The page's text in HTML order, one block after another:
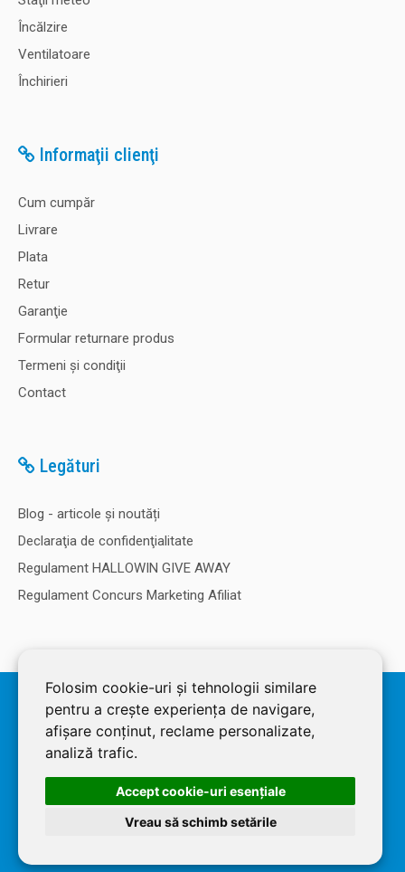
Folosim cookie-uri și tehnologii similare
pentru a crește experiența de navigare,
afișare conținut, reclame personalizate,
analiză trafic.
Accept cookie-uri esenţiale
Vreau să schimb setările
Încălzire
Ventilatoare
Închirieri
Informaţii clienţi
Cum cumpăr
Livrare
Plata
Retur
Garanţie
Formular returnare produs
Termeni şi condiţii
Contact
Legături
Blog - articole și noutăți
Declaraţia de confidenţialitate
Regulament HALLOWIN GIVE AWAY
Regulament Concurs Marketing Afiliat
© 2026 SOLDEC SRL, RO1822625, J12/4355/2005, Cap Social: 50.000
RON. Magazin dezvoltat de LiveCOM